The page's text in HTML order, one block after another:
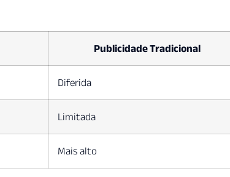
Publicidade Tradicional
Diferida
Limitada
Mais alto